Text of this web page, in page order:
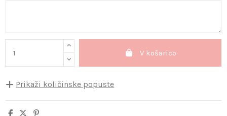
V košarico
Prikaži količinske popuste
Količina Popust na enoto
Prihranek